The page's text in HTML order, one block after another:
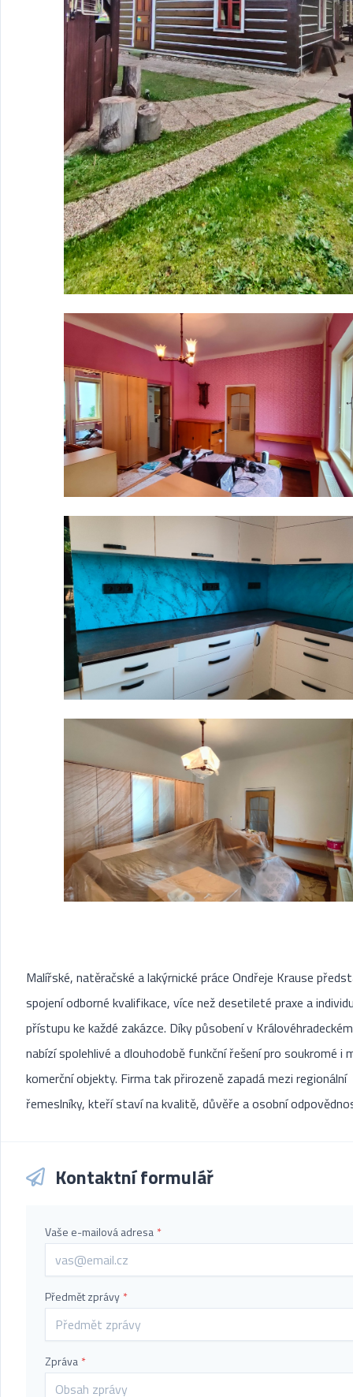
Malířské, natěračské a lakýrnické práce Ondřeje Krause
spojení odborné kvalifikace, více než desetileté praxe a
přístupu ke každé zakázce. Díky působení v
nabízí spolehlivé a dlouhodobě funkční řešení pro soukromé i
komerční objekty. Firma tak přirozeně zapadá mezi regionální
řemeslníky, kteří staví na kvalitě, důvěře a osobní
Kontaktní formulář
Vaše e-mailová adresa *
Předmět zprávy *
Zpráva *